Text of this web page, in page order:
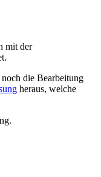
mit der
die Bearbeitung
heraus, welche